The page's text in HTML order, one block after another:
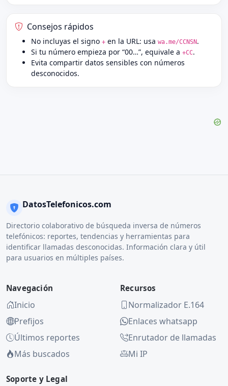
Consejos rápidos
No incluyas el signo + en la URL: usa wa.me/CCNSN.
Si tu número empieza por “00…”, equivale a +CC.
Evita compartir datos sensibles con números
desconocidos.
DatosTelefonicos.com
Directorio colaborativo de búsqueda inversa de números
telefónicos: reportes, tendencias y herramientas para
identificar llamadas desconocidas. Información clara y útil
para usuarios en múltiples países.
Navegación
Inicio
Prefijos
Últimos reportes
Más buscados
Recursos
Normalizador E.164
Enlaces whatsapp
Enrutador de llamadas
Mi IP
Soporte y Legal